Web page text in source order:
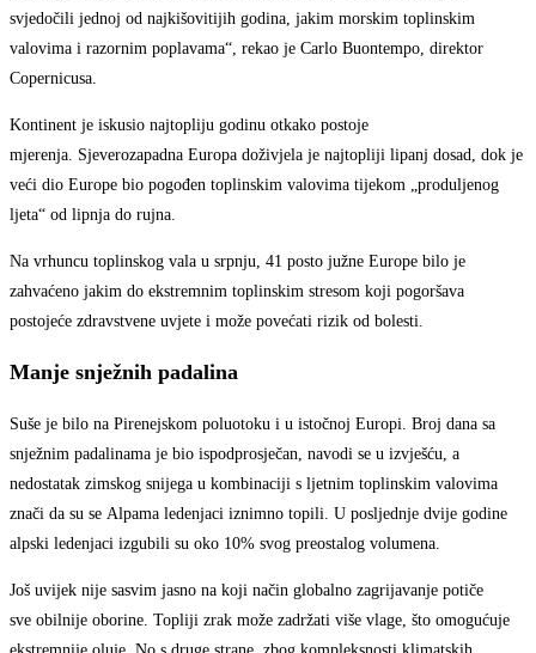
svjedočili jednoj od najkišovitijih godina, jakim morskim toplinskim
valovima i razornim poplavama“, rekao je Carlo Buontempo, direktor
Copernicusa.
Kontinent je iskusio najtopliju godinu otkako postoje
mjerenja. Sjeverozapadna Europa doživjela je najtopliji lipanj dosad, dok je
veći dio Europe bio pogođen toplinskim valovima tijekom „produljenog
ljeta“ od lipnja do rujna.
Na vrhuncu toplinskog vala u srpnju, 41 posto južne Europe bilo je
zahvaćeno jakim do ekstremnim toplinskim stresom koji pogoršava
postojeće zdravstvene uvjete i može povećati rizik od bolesti.
Manje snježnih padalina
Suše je bilo na Pirenejskom poluotoku i u istočnoj Europi. Broj dana sa
snježnim padalinama je bio ispodprosječan, navodi se u izvješću, a
nedostatak zimskog snijega u kombinaciji s ljetnim toplinskim valovima
znači da su se Alpama ledenjaci iznimno topili. U posljednje dvije godine
alpski ledenjaci izgubili su oko 10% svog preostalog volumena.
Još uvijek nije sasvim jasno na koji način globalno zagrijavanje potiče
sve obilnije oborine. Topliji zrak može zadržati više vlage, što omogućuje